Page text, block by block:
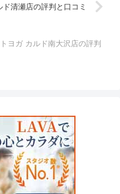
清瀬店の評判と口コミ
ヨガ カルド南大沢店の評判